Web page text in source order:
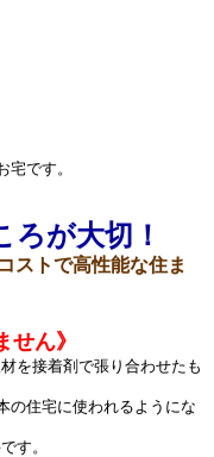
です。
が大切！
ストで高性能な住ま
せん》
を接着剤で張り合わせたも
の住宅に使われるようにな
す。